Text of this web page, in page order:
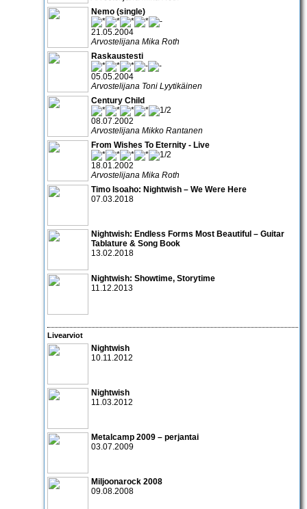
Nemo (single)
21.05.2004
Arvostelijana Mika Roth
Raskaustesti
05.05.2004
Arvostelijana Toni Lyytikäinen
Century Child
08.07.2002
Arvostelijana Mikko Rantanen
From Wishes To Eternity - Live
18.01.2002
Arvostelijana Mika Roth
Timo Isoaho: Nightwish – We Were Here
07.03.2018
Nightwish: Endless Forms Most Beautiful – Guitar
Tablature & Song Book
13.02.2018
Nightwish: Showtime, Storytime
11.12.2013
Livearviot
Nightwish
10.11.2012
Nightwish
11.03.2012
Metalcamp 2009 – perjantai
03.07.2009
Miljoonarock 2008
09.08.2008